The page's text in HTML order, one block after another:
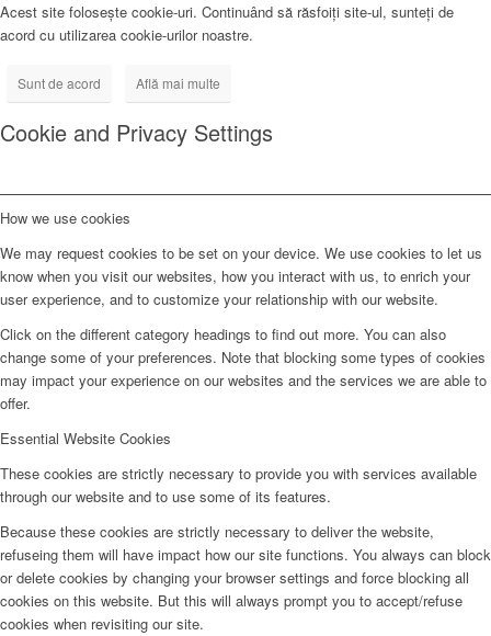
Acest site folosește cookie-uri. Continuând să răsfoiți site-ul, sunteți de
acord cu utilizarea cookie-urilor noastre.
Sunt de acord Află mai multe
Cookie and Privacy Settings
How we use cookies
We may request cookies to be set on your device. We use cookies to let us
know when you visit our websites, how you interact with us, to enrich your
user experience, and to customize your relationship with our website.
Click on the different category headings to find out more. You can also
change some of your preferences. Note that blocking some types of cookies
may impact your experience on our websites and the services we are able to
offer.
Essential Website Cookies
These cookies are strictly necessary to provide you with services available
through our website and to use some of its features.
Because these cookies are strictly necessary to deliver the website,
refuseing them will have impact how our site functions. You always can block
or delete cookies by changing your browser settings and force blocking all
cookies on this website. But this will always prompt you to accept/refuse
cookies when revisiting our site.